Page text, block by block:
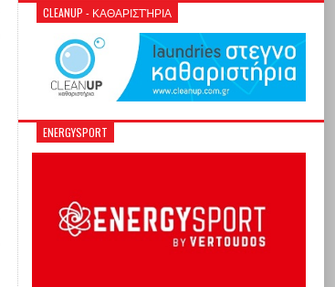
CLEANUP - ΚΑΘΑΡΙΣΤΉΡΙΑ
ENERGYSPORT